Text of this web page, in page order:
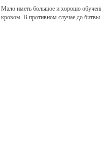
Мало иметь большое и хорошо
кровом. В противном случае до